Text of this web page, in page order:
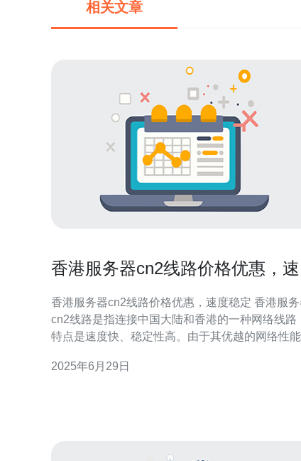
相关文章
香港服务器cn2线路价格优惠，
香港服务器cn2线路价格优惠，速度稳定 香港服务器
cn2线路是指连接中国大陆和香港的一种网络线路
特点是速度快、稳定性高。由于其优越的网络性
程序或进行游戏。 相比其他线路，香港服务器cn2线
2025年6月29日